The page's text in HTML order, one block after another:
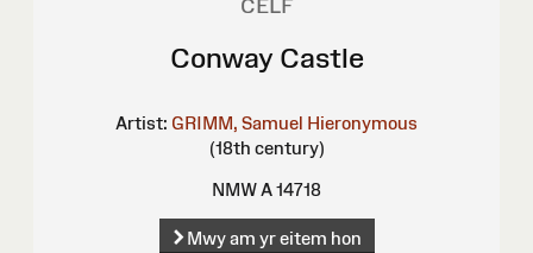
CELF
Conway Castle
Artist: GRIMM, Samuel Hieronymous
(18th century)
NMW A 14718
Mwy am yr eitem hon